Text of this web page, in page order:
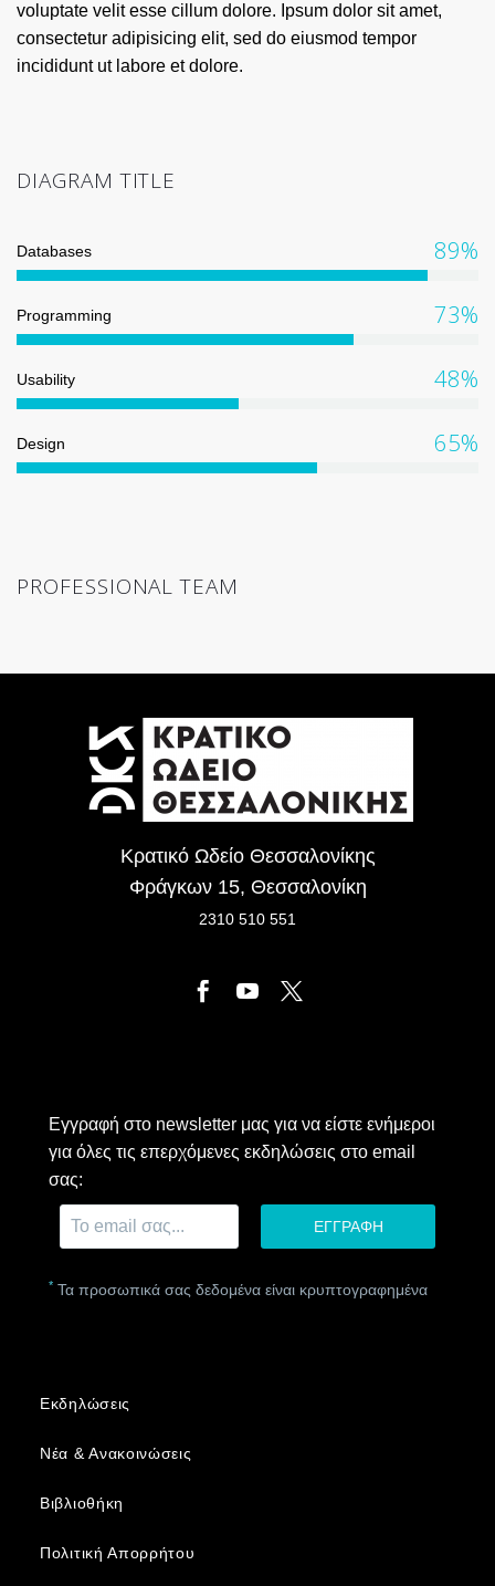
voluptate velit esse cillum dolore. Ipsum dolor sit amet,
consectetur adipisicing elit, sed do eiusmod tempor
incididunt ut labore et dolore.
DIAGRAM TITLE
Databases 89%
Programming 73%
Usability 48%
Design 65%
PROFESSIONAL TEAM
Κρατικό Ωδείο Θεσσαλονίκης
Φράγκων 15, Θεσσαλονίκη
2310 510 551
Εγγραφή στο newsletter μας για να είστε ενήμεροι
για όλες τις επερχόμενες εκδηλώσεις στο email
σας:
* Τα προσωπικά σας δεδομένα είναι κρυπτογραφημένα
Εκδηλώσεις
Νέα & Ανακοινώσεις
Βιβλιοθήκη
Πολιτική Απορρήτου